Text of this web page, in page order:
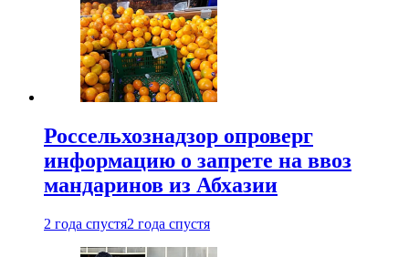
Россельхознадзор опроверг
информацию о запрете на ввоз
мандаринов из Абхазии
2 года спустя2 года спустя